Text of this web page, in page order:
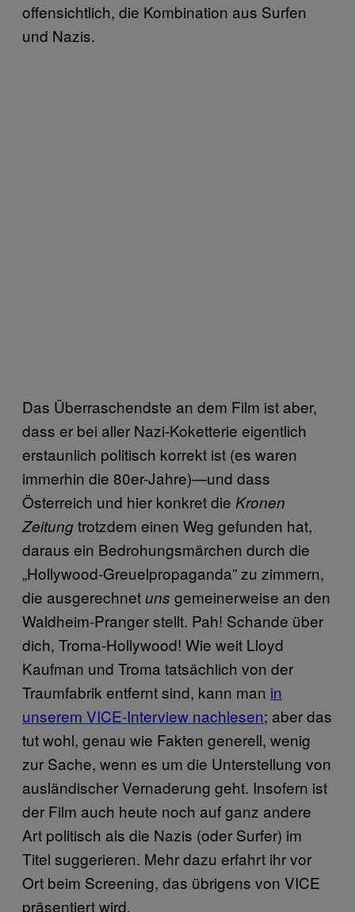
offensichtlich, die Kombination aus Surfen
und Nazis.
Das Überraschendste an dem Film ist aber,
dass er bei aller Nazi-Koketterie eigentlich
erstaunlich politisch korrekt ist (es waren
immerhin die 80er-Jahre)—und dass
Österreich und hier konkret die Kronen
Zeitungtrotzdem einen Weg gefunden hat,
daraus ein Bedrohungsmärchen durch die
„Hollywood-Greuelpropaganda” zu zimmern,
die ausgerechnetuns gemeinerweise an den
Waldheim-Pranger stellt. Pah! Schande über
dich, Troma-Hollywood! Wie weit Lloyd
Kaufman und Troma tatsächlich von der
Traumfabrik entfernt sind, kann man in
unserem VICE-Interview nachlesen; aber das
tut wohl, genau wie Fakten generell, wenig
zur Sache, wenn es um die Unterstellung von
ausländischer Vernaderung geht. Insofern ist
der Film auch heute noch auf ganz andere
Art politisch als die Nazis (oder Surfer) im
Titel suggerieren. Mehr dazu erfahrt ihr vor
Ort beim Screening, das übrigens von VICE
präsentiert wird.